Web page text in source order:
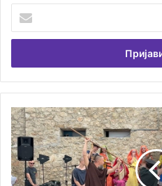
е
и
т
В
а
ш
у
е
П
р
и
ј
а